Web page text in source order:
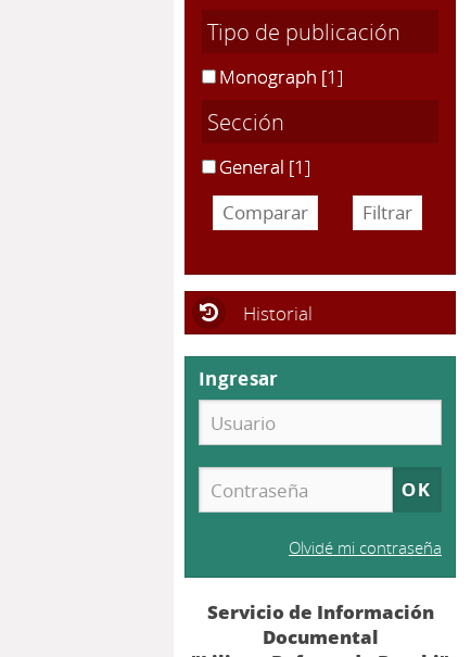
Tipo de publicación
Monograph [1]
Sección
General [1]
Historial
Ingresar
Olvidé mi contraseña
Servicio de Información
Documental